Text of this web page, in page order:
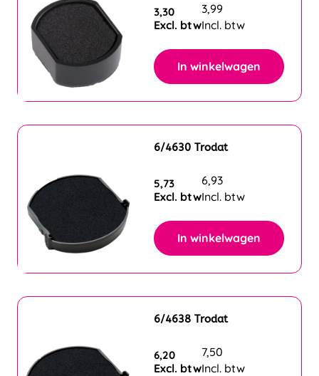
3,30
Excl. btw
3,99
Incl. btw
In winkelwagen
6/4630 Trodat
5,73
Excl. btw
6,93
Incl. btw
In winkelwagen
6/4638 Trodat
6,20
Excl. btw
7,50
Incl. btw